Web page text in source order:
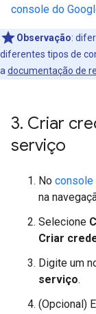
console do
Observação:
diferentes tipos de
a documentação de
3. Criar
serviço
No console
na
Selecione
Criar
Digite um
serviço.
(Opcional)